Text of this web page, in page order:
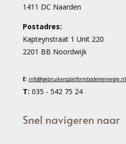
1411 DC Naarden
Postadres:
Kapteynstraat 1 Unit 220
2201 BB Noordwijk
E: info@gebruikersplatformbodemenergie.nl
T: 035 - 542 75 24
Snel navigeren naar